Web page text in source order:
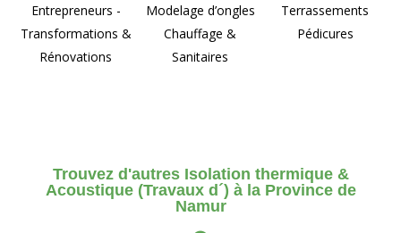
Entrepreneurs -
Transformations &
Rénovations
Modelage d’ongles
Chauffage &
Sanitaires
Terrassements
Pédicures
Trouvez d'autres Isolation thermique &
Acoustique (Travaux d´) à la Province de
Namur